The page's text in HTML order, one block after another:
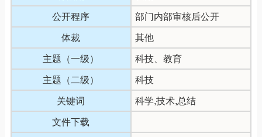
公开程序 部门内部审核后公开
体裁 其他
主题（一级） 科技、教育
主题（二级） 科技
关键词 科学,技术,总结
文件下载